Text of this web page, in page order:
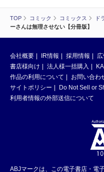
TOP コミック コミックス ド
ーさんは無理させない【分冊版】
会社概要 IR情報 採用情報
書店様向け
法人様一括購入
作品の利用について
お問い合わ
サイトポリシー
Do Not Sell or
利用者情報の外部送信について
ABJマークは、この電子書店・電